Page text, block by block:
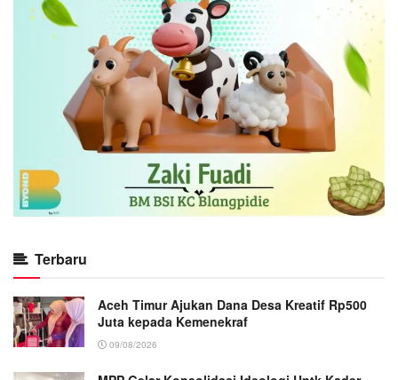
Terbaru
Aceh Timur Ajukan Dana Desa Kreatif Rp500
Juta kepada Kemenekraf
09/08/2026